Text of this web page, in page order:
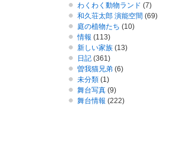
わくわく動物ランド (7)
和久荘太郎 演能空間 (69)
庭の植物たち (10)
情報 (113)
新しい家族 (13)
日記 (361)
曽我猫兄弟 (6)
未分類 (1)
舞台写真 (9)
舞台情報 (222)